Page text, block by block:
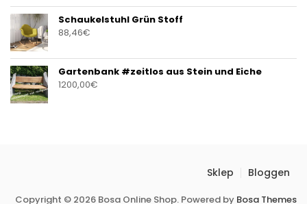
Schaukelstuhl Grün Stoff
88,46€
Gartenbank #zeitlos aus Stein und Eiche
1200,00€
Sklep Bloggen
Copyright © 2026 Bosa Online Shop. Powered by Bosa Themes